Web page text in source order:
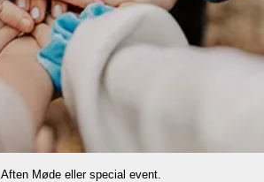
Aften Møde eller special event.